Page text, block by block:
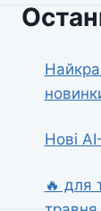
Нові
🔥 для